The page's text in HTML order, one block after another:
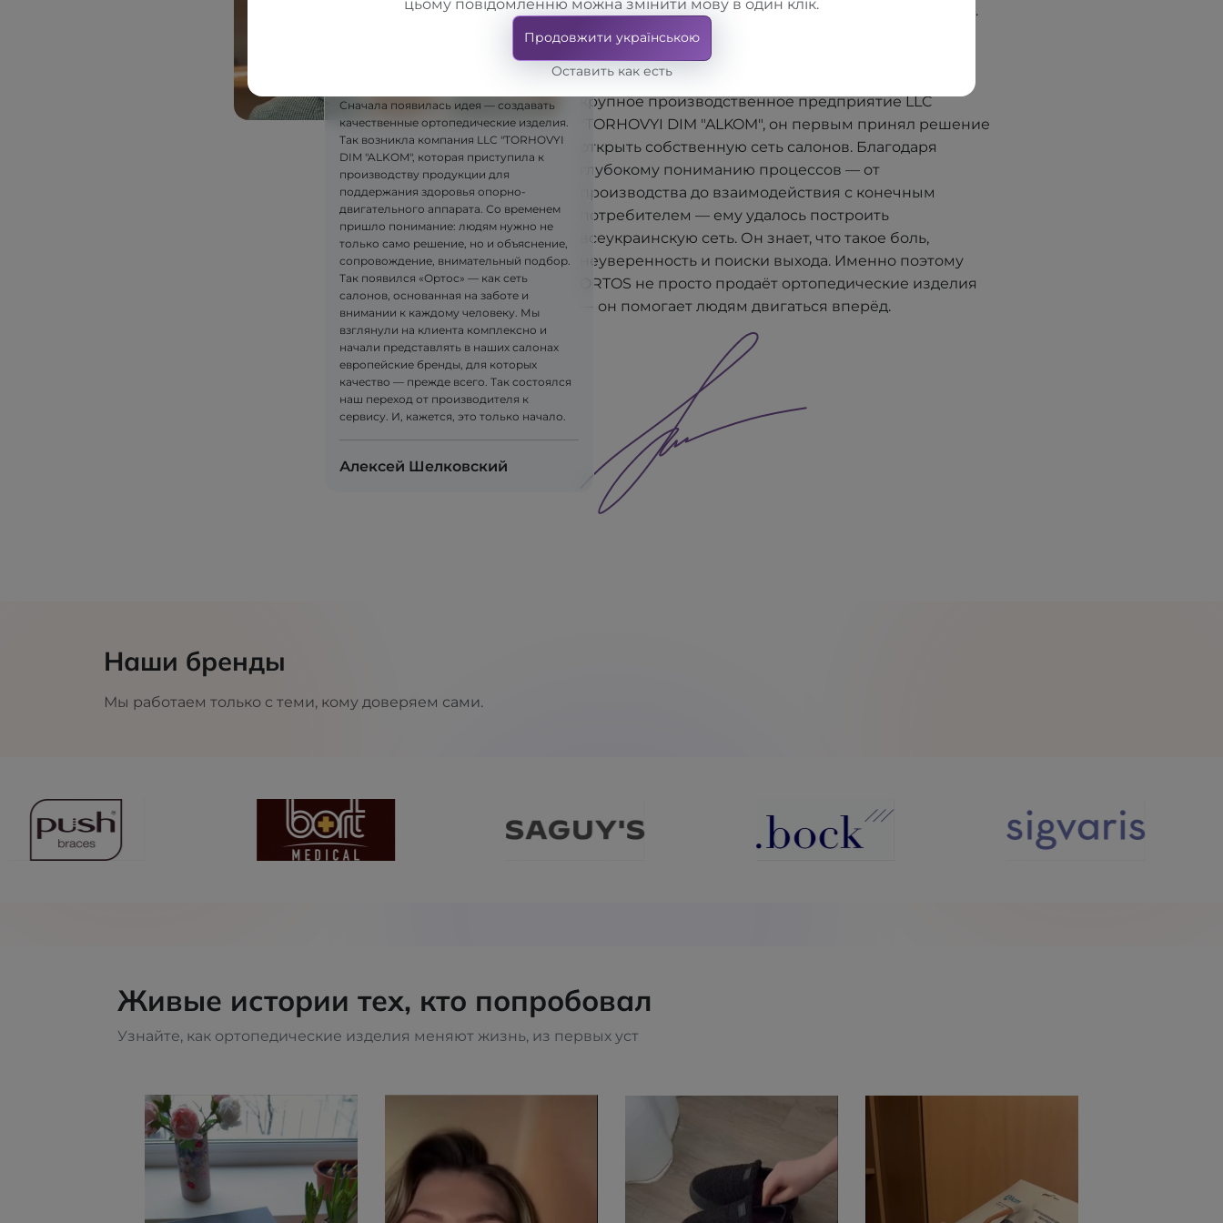
Сначала появилась идея — создавать
качественные ортопедические изделия.
Так возникла компания LLC "TORHOVYI
DIM "ALKOM", которая приступила к
производству продукции для
поддержания здоровья опорно-
двигательного аппарата. Со временем
пришло понимание: людям нужно не
только само решение, но и объяснение,
сопровождение, внимательный подбор.
Так появился «Ортос» — как сеть
салонов, основанная на заботе и
внимании к каждому человеку. Мы
взглянули на клиента комплексно и
начали представлять в наших салонах
европейские бренды, для которых
качество — прежде всего. Так состоялся
наш переход от производителя к
сервису. И, кажется, это только начало.
Алексей Шелковский
вдохновитель сети ортопедических салонов ORTOS.
Имея медицинское и экономическое образование,
он создавал ORTOS не как бизнес, а как место, где
людям действительно помогают. В 2012 году, имея
крупное производственное предприятие LLC
"TORHOVYI DIM "ALKOM", он первым принял решение
открыть собственную сеть салонов. Благодаря
глубокому пониманию процессов — от
производства до взаимодействия с конечным
потребителем — ему удалось построить
всеукраинскую сеть. Он знает, что такое боль,
неуверенность и поиски выхода. Именно поэтому
ORTOS не просто продаёт ортопедические изделия
— он помогает людям двигаться вперёд.
Наши бренды
Мы работаем только с теми, кому доверяем сами.
Живые истории тех, кто попробовал
Узнайте, как ортопедические изделия меняют жизнь, из первых уст
цьому повідомленню можна змінити мову в один клік.
Продовжити українською
Оставить как есть